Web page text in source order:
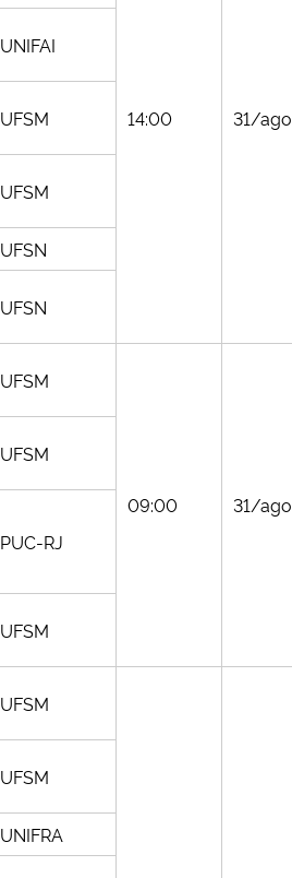
14:00 31/ago
UNIFAI
UFSM
UFSM
UFSN
UFSN
UFSM
09:00 31/ago
UFSM
PUC-RJ
UFSM
UFSM
UFSM
UNIFRA